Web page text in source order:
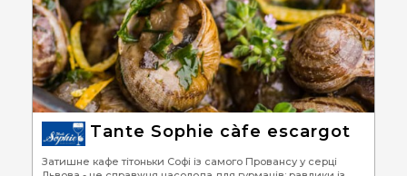
Tante Sophie càfe escargot
Затишне кафе тітоньки Софі із самого Провансу у серці